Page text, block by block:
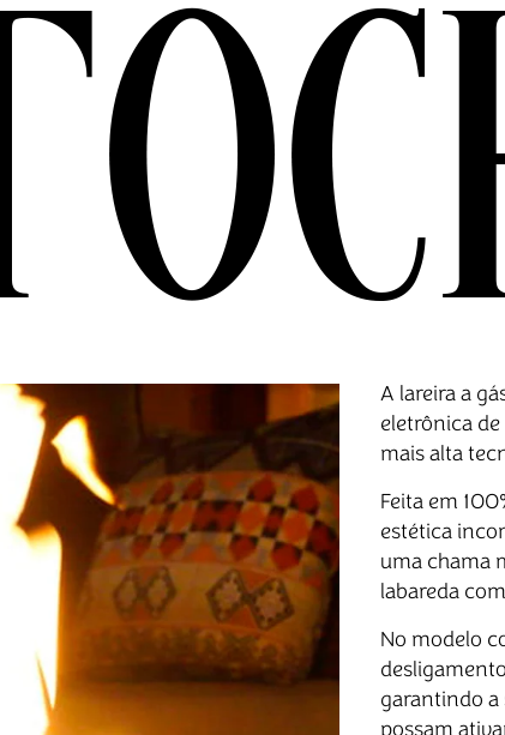
A lareira a
eletrônica
mais alta
Feita em
estética
uma chama
labareda
No modelo
garantindo
possam